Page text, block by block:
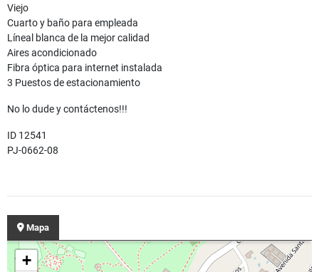
Viejo
Cuarto y baño para empleada
Líneal blanca de la mejor calidad
Aires acondicionado
Fibra óptica para internet instalada
3 Puestos de estacionamiento
No lo dude y contáctenos!!!
ID 12541
PJ-0662-08
Mapa
+